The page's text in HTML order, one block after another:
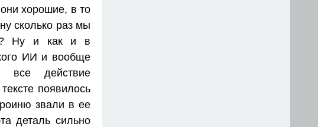
хорошие, в то
сколько раз мы
Ну и как и в
ИИ и вообще
действие
появилось
звали в ее
деталь сильно